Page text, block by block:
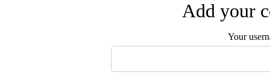
Add your
Your